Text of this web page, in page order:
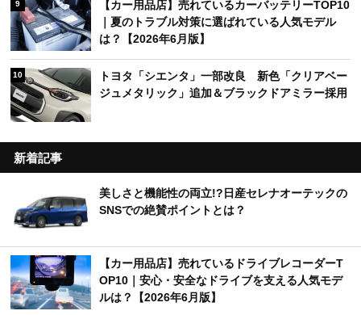
9
【カー用品店】売れているカーバッテリーTOP10
｜夏のトラブル対策に選ばれている人気モデル
は？【2026年6月版】
10
トヨタ「シエンタ」一部改良 新色「クリアベー
ジュメタリック」追加＆ブラックドアミラー採用
新着記事
美しさと機能性の両立!?日産セレナオーテックの
SNSでの絶賛ポイントとは？
【カー用品店】売れているドライブレコーダーT
OP10｜安心・安全なドライブを支える人気モデ
ルは？【2026年6月版】